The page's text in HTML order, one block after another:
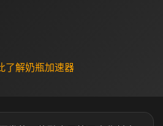
了解奶瓶加速器